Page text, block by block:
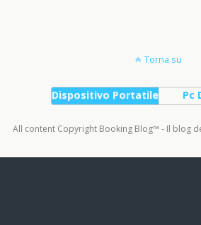
Torna su
Dispositivo Portatile Pc
All content Copyright Booking Blog™ - Il blog